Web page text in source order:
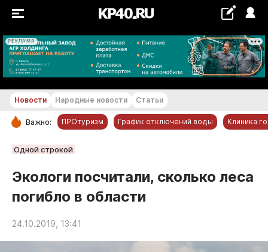
РЕКЛАМА
+19...+20 °С
РУБРИКИ
Статьи
Народные новости
Авто и транспорт
Новости Народные новости Статьи
Важно: ПРОтуризм График отключений воды Клиника
Одной строкой
Экологи посчитали, сколько леса
погибло в области
24.10.2019, 13:41